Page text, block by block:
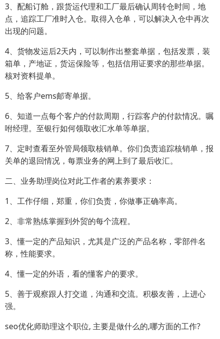
3、配船订舱，跟货运代理和工厂最后确认周转仓时间，地
点，追踪工厂准时入仓。取得入仓单，可以解决入仓中再次
出现的问题。
4、货物发运后2天内，可以制作出整套单据，包括发票，装
箱单，产地证，货运保险等，包括信用证要求的那些单据。
核对资料提单。
5、给客户ems邮寄单据。
6、知道一点每个客户的付款周期，行踪客户的付款情况。嘱
咐经理。至银行如何领取收汇水单等单据。
7、定时查看至外管局领取核销单。你们负责追踪核销单，报
关单的退回情况，每票业务的网上到了最后收汇。
二、业务助理岗位对此工作者的素养要求：
1、工作仔细，郑重，你们负责，你做事正确率高。
2、非常熟练掌握到外贸的每个流程。
3、懂一定的产品知识，尤其是广泛的产品名称，零部件名
称，性能要求。
4、懂一定的外语，看的懂客户的要求。
5、善于观察跟人打交道，沟通和交流。积极友善，上进心
强。
seo优化师助理这个职位, 主要是做什么的,哪方面的工作?